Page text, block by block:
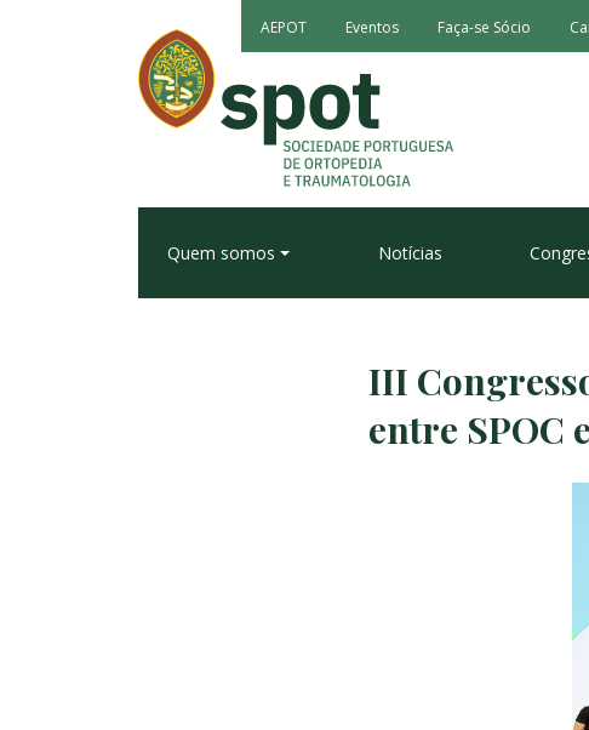
AEPOT Eventos Faça-se Sócio
Quem somos Notícias
III
entre SPOC